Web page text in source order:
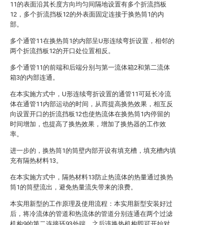
11的表面沿其长度方向均匀间隔地设置有多个折流挡板
12，多个折流挡板12的外表面固定连接于换热筒1的内
部。
多个通管11在换热筒1的内部呈U形连续弯折设置，相邻的
两个折流挡板12的开口处位置相反。
多个通管11的前端和后端分别与第一流体箱2和第二流体
箱3的内部连通。
在本实施方式中，U形连续弯折设置的通管11可延长冷流
体在通管11内部运动的时间，从而提高换热效果，相互反
向设置开口的折流挡板12也使热流体在换热筒1内停留的
时间增加，也提高了换热效果，增加了换热器的工作效
率。
进一步的，换热筒1的筒壁内部开设有填充槽，填充槽内填
充有隔热材料13。
在本实施方式中，隔热材料13防止热流体的热量通过换热
筒1的筒壁流出，避免热量流失带来的浪费。
本实用新型的工作原理及使用流程：本实用新型安装好过
后，将冷流体的管道和热流体的管道分别连通在两个过滤